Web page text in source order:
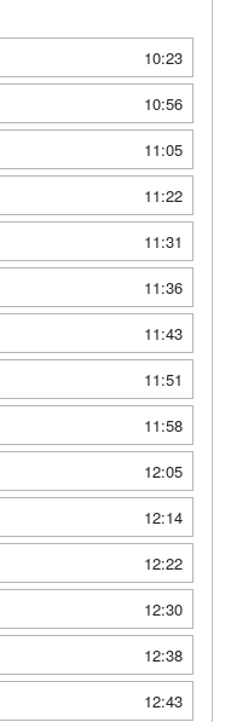
10:23
10:56
11:05
11:22
11:31
11:36
11:43
11:51
11:58
12:05
12:14
12:22
12:30
12:38
12:43